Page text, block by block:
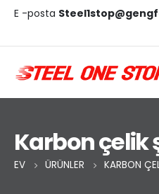
E -posta
Karbon çelik
EV ÜRÜNLER KARBON